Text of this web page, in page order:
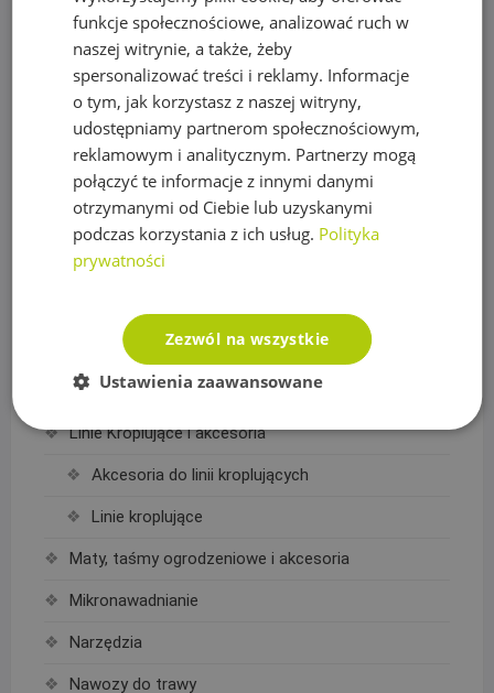
Akcesoria Segway
Roboty koszące Segway
Lampki choinkowe
Kurtyny świetlne LED
Lampki choinkowe białe ciepłe
Lampki choinkowe białe zimne
Lampki choinkowe kolorowe
Baterie
Deszczownice
Linie Kroplujące i akcesoria
Akcesoria do linii kroplujących
Linie kroplujące
Maty, taśmy ogrodzeniowe i akcesoria
Mikronawadnianie
Narzędzia
Nawozy do trawy
funkcje społecznościowe, analizować ruch w
naszej witrynie, a także, żeby
spersonalizować treści i reklamy. Informacje
o tym, jak korzystasz z naszej witryny,
udostępniamy partnerom społecznościowym,
reklamowym i analitycznym. Partnerzy mogą
połączyć te informacje z innymi danymi
otrzymanymi od Ciebie lub uzyskanymi
podczas korzystania z ich usług. Polityka
prywatności
Zezwól na wszystkie
Ustawienia zaawansowane